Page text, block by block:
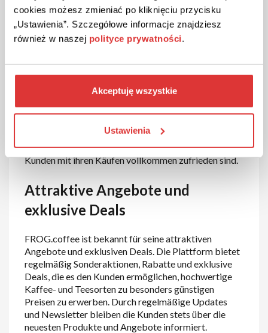
cookies możesz zmieniać po kliknięciu przycisku
„Ustawienia”. Szczegółowe informacje znajdziesz
również w naszej polityce prywatności.
Akceptuję wszystkie
Ustawienia
beantworten und Unterstützung zu bieten, sodass
jeder Einkauf reibungslos verläuft.
Schnelle Lieferung und flexible
Rückgabe
FROG.coffee bietet schnelle und zuverlässige
Lieferoptionen, damit die Kunden ihre Einkäufe so
das Unternehmen flexible Rückgabe- und
Umtauschrichtlinien, um sicherzustellen, dass die
Kunden mit ihren Käufen vollkommen zufrieden sind.
Attraktive Angebote und
exklusive Deals
FROG.coffee ist bekannt für seine attraktiven
Angebote und exklusiven Deals. Die Plattform bietet
regelmäßig Sonderaktionen, Rabatte und exklusive
Deals, die es den Kunden ermöglichen, hochwertige
Kaffee- und Teesorten zu besonders günstigen
Preisen zu erwerben. Durch regelmäßige Updates
und Newsletter bleiben die Kunden stets über die
neuesten Produkte und Angebote informiert.